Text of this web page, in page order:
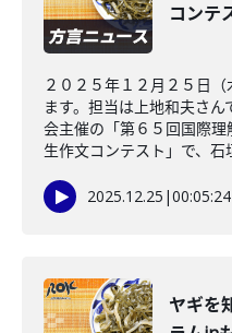
コンテ
２０２５年１２月２５日
ます。担当は上地和夫さ
会主催の「第６５回国際
生作文コンテスト」で、石
2025.12.25 |00:05:24
ヤギを